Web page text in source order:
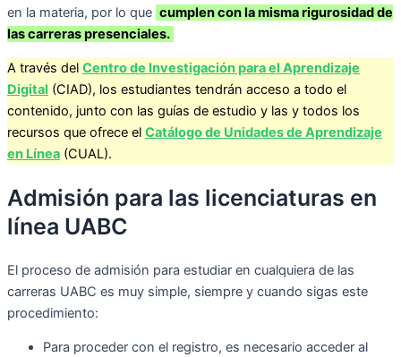
en la materia, por lo que cumplen con la misma rigurosidad de
las carreras presenciales.
A través del Centro de Investigación para el Aprendizaje
Digital (CIAD), los estudiantes tendrán acceso a todo el
contenido, junto con las guías de estudio y las y todos los
recursos que ofrece el Catálogo de Unidades de Aprendizaje
en Línea (CUAL).
Admisión para las licenciaturas en
línea UABC
El proceso de admisión para estudiar en cualquiera de las
carreras UABC es muy simple, siempre y cuando sigas este
procedimiento:
Para proceder con el registro, es necesario acceder al